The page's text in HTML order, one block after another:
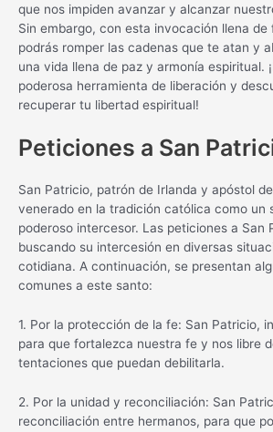
que nos impiden avanzar y alcanzar
Sin embargo, con esta invocación llena
podrás romper las cadenas que te atan y
una vida llena de paz y armonía espiritual.
poderosa herramienta de liberación y
recuperar tu libertad espiritual!
Peticiones a San
San Patricio, patrón de Irlanda y apóstol
venerado en la tradición católica como un
poderoso intercesor. Las peticiones a San
buscando su intercesión en diversas
cotidiana. A continuación, se presentan
comunes a este santo:
1. Por la protección de la fe: San Patricio,
para que fortalezca nuestra fe y nos libre
tentaciones que puedan debilitarla.
2. Por la unidad y reconciliación: San
reconciliación entre hermanos, para que